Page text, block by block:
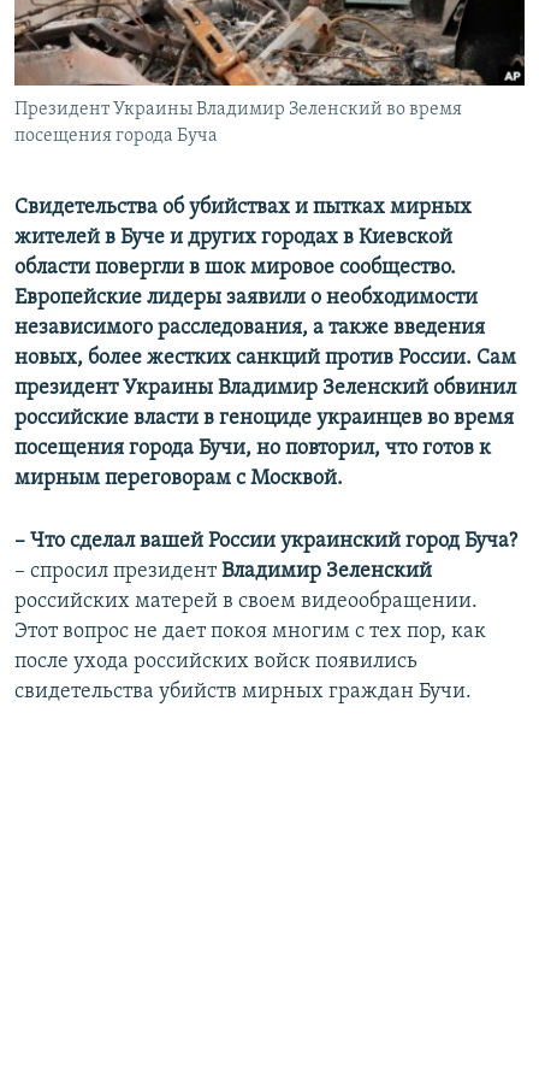
СПОРТ
МИР
БЛОГИ
ГОЛОСА
ЧИТАЕМ ПРЕССУ
АРХИВ РАДИОПРОГРАММЫ
Все сайты РСЕ/РС
Президент Украины Владимир Зеленский во время
посещения города Буча
Свидетельства об убийствах и пытках мирных
жителей в Буче и других городах в Киевской
области повергли в шок мировое сообщество.
Европейские лидеры заявили о необходимости
независимого расследования, а также введения
новых, более жестких санкций против России. Сам
президент Украины Владимир Зеленский обвинил
российские власти в геноциде украинцев во время
посещения города Бучи, но повторил, что готов к
мирным переговорам с Москвой.
– Что сделал вашей России украинский город Буча?
– спросил президентВладимир Зеленский
российских матерей в своем видеообращении.
Этот вопрос не дает покоя многим с тех пор, как
после ухода российских войск появились
свидетельства убийств мирных граждан Бучи.